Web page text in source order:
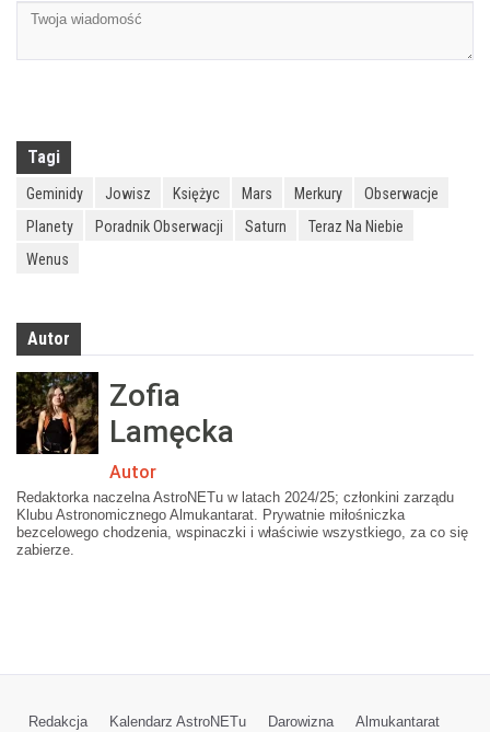
Tagi
Geminidy Jowisz Księżyc Mars Merkury
Obserwacje
Planety
Poradnik Obserwacji Saturn
Teraz Na Niebie
Wenus
Autor
Zofia
Lamęcka
Autor
Redaktorka naczelna AstroNETu w latach 2024/25; członkini zarządu
Klubu Astronomicznego Almukantarat. Prywatnie miłośniczka
bezcelowego chodzenia, wspinaczki i właściwie wszystkiego, za co się
zabierze.
Redakcja Kalendarz AstroNETu Darowizna
Almukantarat